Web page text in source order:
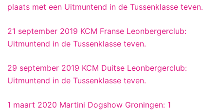
plaats met een Uitmuntend in de Tussenklasse teven.
21 september 2019 KCM Franse Leonbergerclub:
Uitmuntend in de Tussenklasse teven.
29 september 2019 KCM Duitse Leonbergerclub:
Uitmuntend in de Tussenklasse teven.
1 maart 2020 Martini Dogshow Groningen: 1